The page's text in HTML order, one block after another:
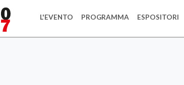
L'EVENTO PROGRAMMA ESPOSITORI